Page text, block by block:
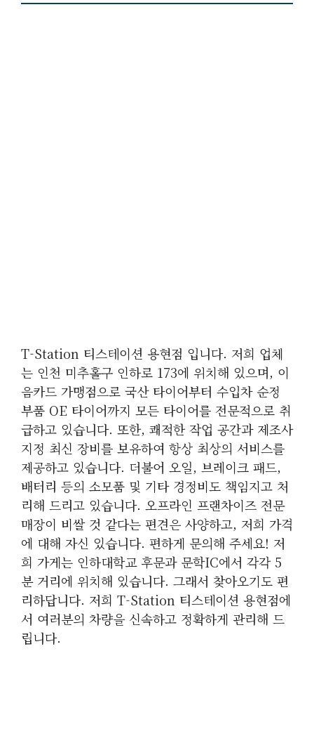
T-Station 티스테이션 용현점 입니다. 저희 업체
는 인천 미추홀구 인하로 173에 위치해 있으며, 이
음카드 가맹점으로 국산 타이어부터 수입차 순정
부품 OE 타이어까지 모든 타이어를 전문적으로 취
급하고 있습니다. 또한, 쾌적한 작업 공간과 제조사
지정 최신 장비를 보유하여 항상 최상의 서비스를
제공하고 있습니다. 더불어 오일, 브레이크 패드,
배터리 등의 소모품 및 기타 경정비도 책임지고 처
리해 드리고 있습니다. 오프라인 프랜차이즈 전문
매장이 비쌀 것 같다는 편견은 사양하고, 저희 가격
에 대해 자신 있습니다. 편하게 문의해 주세요! 저
희 가게는 인하대학교 후문과 문학IC에서 각각 5
분 거리에 위치해 있습니다. 그래서 찾아오기도 편
리하답니다. 저희 T-Station 티스테이션 용현점에
서 여러분의 차량을 신속하고 정확하게 관리해 드
립니다.